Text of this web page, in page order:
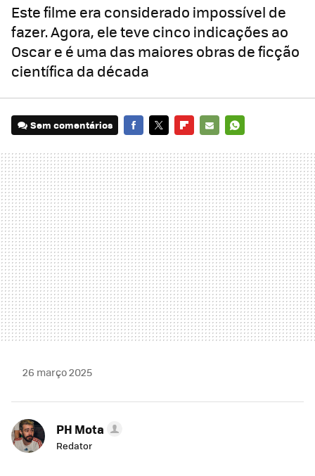
Este filme era considerado impossível de
fazer. Agora, ele teve cinco indicações ao
Oscar e é uma das maiores obras de ficção
científica da década
Sem comentários
MAIL
26 março 2025
PH Mota
Redator